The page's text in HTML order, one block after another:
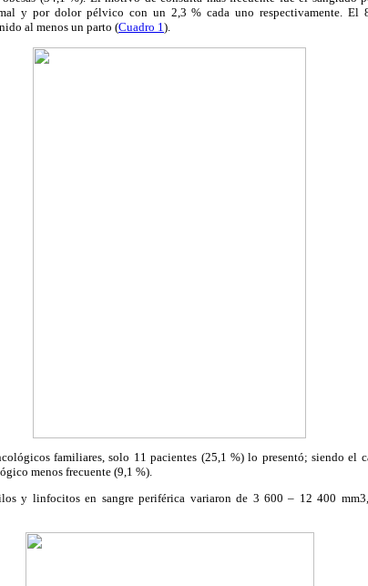
y por dolor pélvico con un 2,3 % cada uno respectivamente. El
al menos un parto (Cuadro 1).
familiares, solo 11 pacientes (25,1 %) lo presentó; siendo el
menos frecuente (9,1 %).
y linfocitos en sangre periférica variaron de 3 600 – 12 400